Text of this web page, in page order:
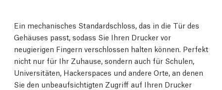
Ein mechanisches Standardschloss, das in die Tür des
Gehäuses passt, sodass Sie Ihren Drucker vor
neugierigen Fingern verschlossen halten können. Perfekt
nicht nur für Ihr Zuhause, sondern auch für Schulen,
Universitäten, Hackerspaces und andere Orte, an denen
Sie den unbeaufsichtigten Zugriff auf Ihren Drucker